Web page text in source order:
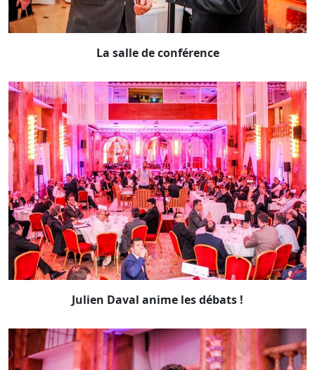
La salle de conférence
Julien Daval anime les débats !